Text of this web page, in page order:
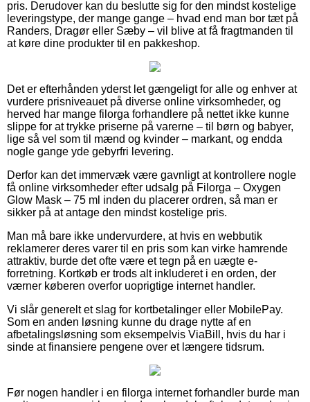
pris. Derudover kan du beslutte sig for den mindst kostelige
leveringstype, der mange gange – hvad end man bor tæt på
Randers, Dragør eller Sæby – vil blive at få fragtmanden til
at køre dine produkter til en pakkeshop.
Det er efterhånden yderst let gængeligt for alle og enhver at
vurdere prisniveauet på diverse online virksomheder, og
herved har mange filorga forhandlere på nettet ikke kunne
slippe for at trykke priserne på varerne – til børn og babyer,
lige så vel som til mænd og kvinder – markant, og endda
nogle gange yde gebyrfri levering.
Derfor kan det immervæk være gavnligt at kontrollere nogle
få online virksomheder efter udsalg på Filorga – Oxygen
Glow Mask – 75 ml inden du placerer ordren, så man er
sikker på at antage den mindst kostelige pris.
Man må bare ikke undervurdere, at hvis en webbutik
reklamerer deres varer til en pris som kan virke hamrende
attraktiv, burde det ofte være et tegn på en uægte e-
forretning. Kortkøb er trods alt inkluderet i en orden, der
værner køberen overfor uoprigtige internet handler.
Vi slår generelt et slag for kortbetalinger eller MobilePay.
Som en anden løsning kunne du drage nytte af en
afbetalingsløsning som eksempelvis ViaBill, hvis du har i
sinde at finansiere pengene over et længere tidsrum.
Før nogen handler i en filorga internet forhandler burde man